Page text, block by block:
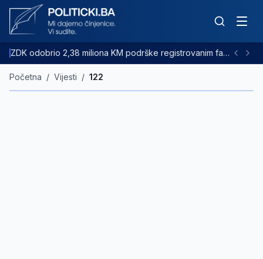
ZDK odobrio 2,38 miliona KM podrške registrovanim farmama goveda
Početna / Vijesti / 122